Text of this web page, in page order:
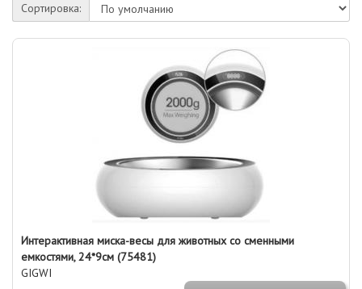
Сортировка:
Интерактивная миска-весы для животных со сменными
емкостями, 24*9см (75481)
GIGWI